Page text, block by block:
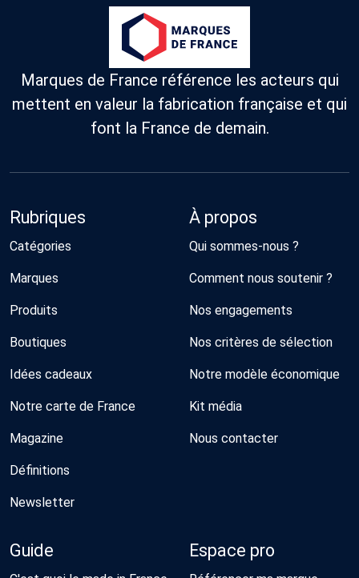
Marques de France référence les acteurs qui
mettent en valeur la fabrication française et qui
font la France de demain.
Rubriques
Catégories
Marques
Produits
Boutiques
Idées cadeaux
Notre carte de France
Magazine
Définitions
Newsletter
À propos
Qui sommes-nous ?
Comment nous soutenir ?
Nos engagements
Nos critères de sélection
Notre modèle économique
Kit média
Nous contacter
Guide Espace pro